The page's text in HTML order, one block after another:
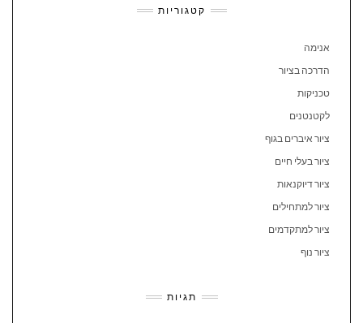
קטגוריות
אנימה
הדרכה בציור
טכניקות
לקטנטנים
ציור איברים בגוף
ציור בעלי חיים
ציור דיוקנאות
ציור למתחילים
ציור למתקדמים
ציור נוף
תגיות